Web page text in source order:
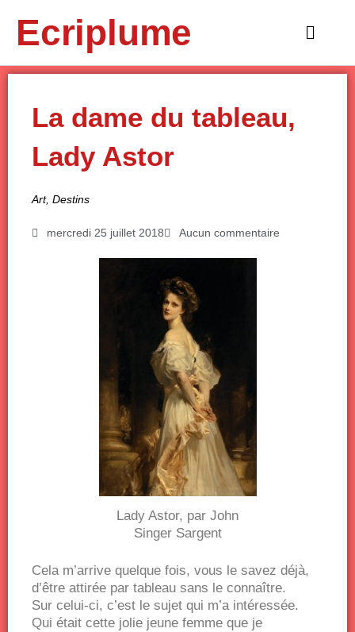
contenuEcriplume
Main
La dame du tableau,
Lady Astor
Art, Destins
mercredi 25 juillet 2018 Aucun commentaire
Lady Astor, par John
Singer Sargent
Cela m’arrive quelque fois, vous le savez déjà,
d’être attirée par tableau sans le connaître.
Sur celui-ci, c’est le sujet qui m’a intéressée.
Qui était cette jolie jeune femme que je